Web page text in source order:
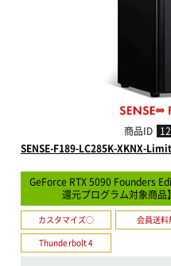
商品ID
SENSE-F189-LC285K-XKNX-
GeForce RTX 5090 Founders
還元プログラム対象商
カスタマイズ○ 会員送
Thunderbolt 4